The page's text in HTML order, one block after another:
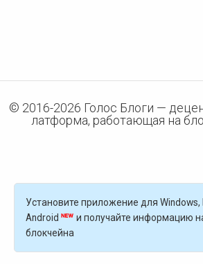
© 2016-2026 Голос Блоги —
латформа, работающая на
Установите приложение для Windows,
Android
и получайте информацию
блокчейна